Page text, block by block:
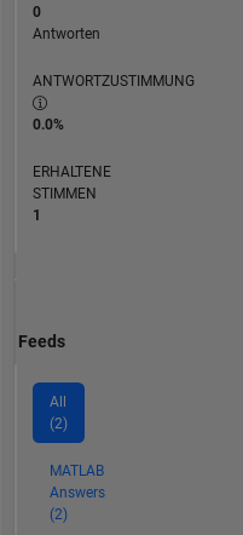
0
Antworten
ANTWORTZUSTIMMUNG
0.0%
ERHALTENE
STIMMEN
1
Feeds
All
(2)
MATLAB
Answers
(2)